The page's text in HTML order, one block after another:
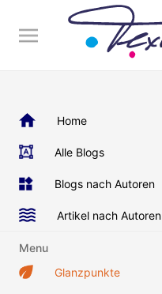
Home
Alle Blogs
Blogs nach Autoren
Artikel nach Autoren
Menu
Glanzpunkte